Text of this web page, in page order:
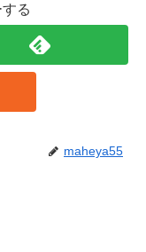
る
maheya55